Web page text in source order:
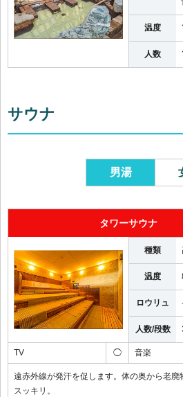
温度
人数
サウナ
男湯
タワーサウナ
種類
温度
ロウリュ
人数/段数
TV ◯ 音楽
遠赤外線が発汗を促します。体の奥から老廃
スッキリ。